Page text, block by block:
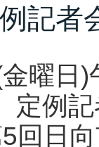
例記
曜日
定例
回日